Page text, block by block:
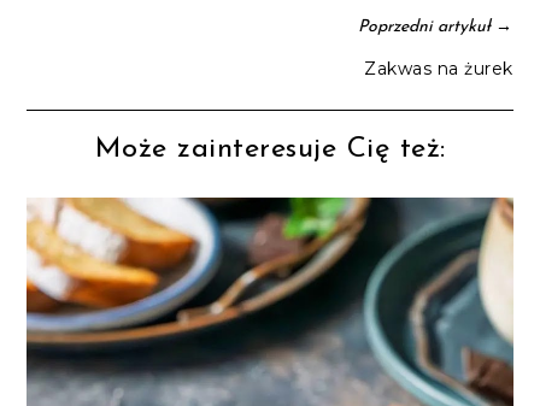
Poprzedni artykuł→
Zakwas na żurek
Może zainteresuje Cię też: